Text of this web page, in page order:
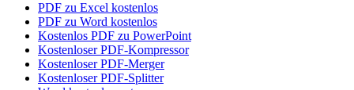
PDF zu Excel kostenlos
PDF zu Word kostenlos
Kostenlos PDF zu PowerPoint
Kostenloser PDF-Kompressor
Kostenloser PDF-Merger
Kostenloser PDF-Splitter